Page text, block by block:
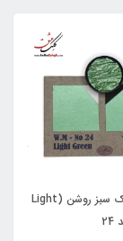
آبرنگ متالیک سبز روشن (Light